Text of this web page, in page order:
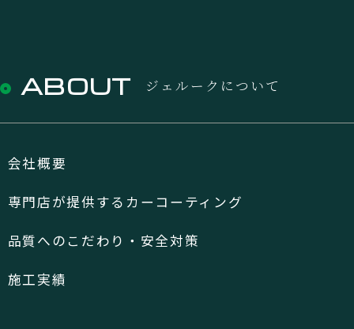
ABOUT ジェルークについて
会社概要
専門店が提供するカーコーティング
品質へのこだわり・安全対策
施工実績